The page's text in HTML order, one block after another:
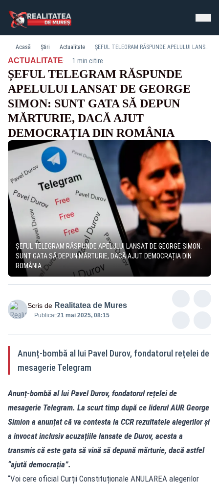
Acasă Știri Actualitate ȘEFUL TELEGRAM RĂSPUNDE APELULUI LANSAT DE GEORGE SIMON: SUNT GATA SĂ DEPUN MĂRTURIE, DACĂ AJUT DEMOCRAȚIA DIN ROMÂNIA
ACTUALITATE· 1 min citire
ȘEFUL TELEGRAM RĂSPUNDE
APELULUI LANSAT DE GEORGE
SIMON: SUNT GATA SĂ DEPUN
MĂRTURIE, DACĂ AJUT
DEMOCRAȚIA DIN ROMÂNIA
ȘEFUL TELEGRAM RĂSPUNDE APELULUI LANSAT DE GEORGE SIMON:
SUNT GATA SĂ DEPUN MĂRTURIE, DACĂ AJUT DEMOCRAȚIA DIN
ROMÂNIA
Scris de Realitatea de Mures
Publicat:21 mai 2025, 08:15
Anunț-bombă al lui Pavel Durov, fondatorul rețelei de
mesagerie Telegram
Anunț-bombă al lui Pavel Durov, fondatorul rețelei de
mesagerie Telegram. La scurt timp după ce liderul AUR George
Simion a anunțat că va contesta la CCR rezultatele alegerilor și
a invocat inclusiv acuzațiile lansate de Durov, acesta a
transmis că este gata să vină să depună mărturie, dacă astfel
“ajută democrația”.
“Voi cere oficial Curții Constituționale ANULAREA alegerilor